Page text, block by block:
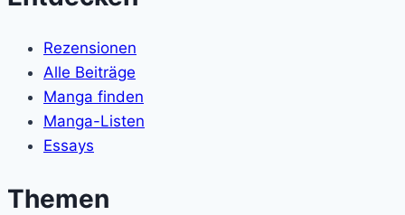
Rezensionen
Alle Beiträge
Manga finden
Manga-Listen
Essays
Themen